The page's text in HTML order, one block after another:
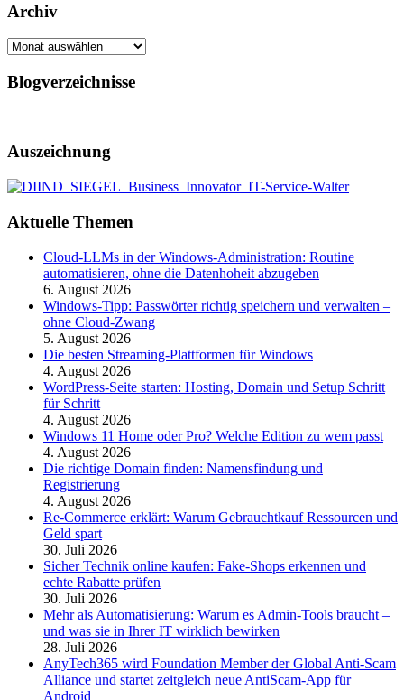
Archiv
Archiv
Blogverzeichnisse
Auszeichnung
Aktuelle Themen
Cloud-LLMs in der Windows-Administration: Routine
automatisieren, ohne die Datenhoheit abzugeben
6. August 2026
Windows-Tipp: Passwörter richtig speichern und verwalten –
ohne Cloud-Zwang
5. August 2026
Die besten Streaming-Plattformen für Windows
4. August 2026
WordPress-Seite starten: Hosting, Domain und Setup Schritt
für Schritt
4. August 2026
Windows 11 Home oder Pro? Welche Edition zu wem passt
4. August 2026
Die richtige Domain finden: Namensfindung und
Registrierung
4. August 2026
Re-Commerce erklärt: Warum Gebrauchtkauf Ressourcen und
Geld spart
30. Juli 2026
Sicher Technik online kaufen: Fake-Shops erkennen und
echte Rabatte prüfen
30. Juli 2026
Mehr als Automatisierung: Warum es Admin-Tools braucht –
und was sie in Ihrer IT wirklich bewirken
28. Juli 2026
AnyTech365 wird Foundation Member der Global Anti-Scam
Alliance und startet zeitgleich neue AntiScam-App für
Android